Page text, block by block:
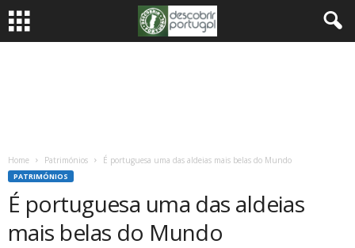
Home Patrimónios É portuguesa uma das aldeias mais belas do Mundo
PATRIMÓNIOS
É portuguesa uma das aldeias
mais belas do Mundo